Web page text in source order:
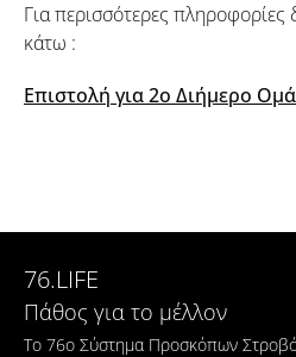
Για περισσότερες πληροφορίες
κάτω :
Επιστολή για 2ο Διήμερο
76.LIFE
Πάθος για το μέλλον
Το 76ο Σύστημα Προσκόπων